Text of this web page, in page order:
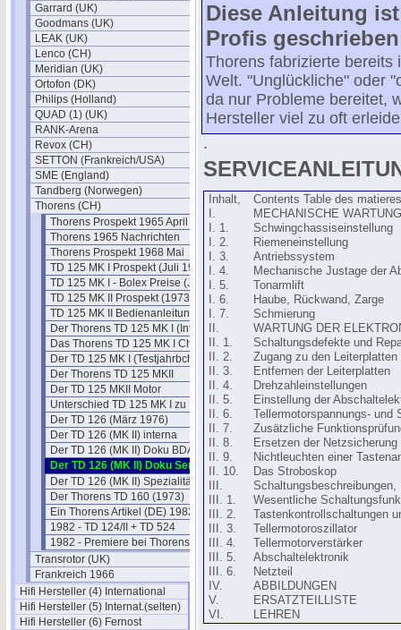
Garrard (UK)
Goodmans (UK)
LEAK (UK)
Lenco (CH)
Meridian (UK)
Ortofon (DK)
Philips (Holland)
QUAD (1) (UK)
RANK-Arena
Revox (CH)
SETTON (Frankreich/USA)
SME (England)
Tandberg (Norwegen)
Thorens (CH)
Thorens Prospekt 1965 April
Thorens 1965 Nachrichten
Thorens Prospekt 1968 Mai
TD 125 MK I Prospekt (Juli 1970)
TD 125 MK I - Bolex Preise (Juli 1970)
TD 125 MK II Prospekt (1973)
TD 125 MK II Bedienanleitung
Der Thorens TD 125 MK I (Intro)
Das Thorens TD 125 MK I Chassis
Der TD 125 MK I (Testjahrbch)
Der Thorens TD 125 MKII
Der TD 125 MKII Motor
Unterschied TD 125 MK I zu MK II
Der TD 126 (März 1976)
Der TD 126 (MK II) interna
Der TD 126 (MK II) Doku BDA
Der TD 126 (MK II) Doku Service
Der TD 126 (MK II) Spezialitäten
Der Thorens TD 160 (1973)
Ein Thorens Artikel (DE) 1982
1982 - TD 124/II + TD 524
1982 - Premiere bei Thorens
Transrotor (UK)
Frankreich 1966
Hifi Hersteller (4) International
Hifi Hersteller (5) Internat.(selten)
Hifi Hersteller (6) Fernost
Diese Anleitung
Profis geschrieben
Thorens fabrizierte bereits
Welt. "Unglückliche" oder
da nur Probleme bereitet,
Hersteller viel zu oft
.
Inhalt,
Contents Table des matieres
I.
MECHANISCHE WARTUNG
I. 1.
Schwingchassiseinstellung
I. 2.
Riemeneinstellung
I. 3.
Antriebssystem
I. 4.
Mechanische Justage der
I. 5.
Tonarmlift
I. 6.
Haube, Rückwand, Zarge
I. 7.
Schmierung
II.
WARTUNG DER
II. 1.
Schaltungsdefekte und
II. 2.
Zugang zu den Leiterplatten
II. 3.
Entfernen der Leiterplatten
II. 4.
Drehzahleinstellungen
II. 5.
Einstellung der
II. 6.
Tellermotorspannungs-
II. 7.
Zusätzliche
II. 8.
Ersetzen der
II. 9.
Nichtleuchten einer
II. 10.
Das Stroboskop
III.
III. 1.
Wesentliche
III. 2.
Tastenkontrollschaltungen
III. 3.
Tellermotoroszillator
III. 4.
Tellermotorverstärker
III. 5.
Abschaltelektronik
III. 6.
Netzteil
IV.
ABBILDUNGEN
V.
ERSATZTEILLISTE
VI.
LEHREN